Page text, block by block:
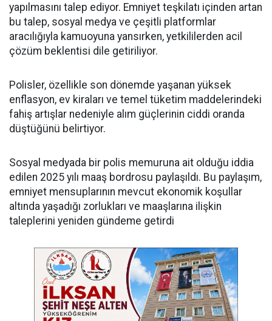
yapılmasını talep ediyor. Emniyet teşkilatı içinden artan
bu talep, sosyal medya ve çeşitli platformlar
aracılığıyla kamuoyuna yansırken, yetkililerden acil
çözüm beklentisi dile getiriliyor.
Polisler, özellikle son dönemde yaşanan yüksek
enflasyon, ev kiraları ve temel tüketim maddelerindeki
fahiş artışlar nedeniyle alım güçlerinin ciddi oranda
düştüğünü belirtiyor.
Sosyal medyada bir polis memuruna ait olduğu iddia
edilen 2025 yılı maaş bordrosu paylaşıldı. Bu paylaşım,
emniyet mensuplarının mevcut ekonomik koşullar
altında yaşadığı zorlukları ve maaşlarına ilişkin
taleplerini yeniden gündeme getirdi